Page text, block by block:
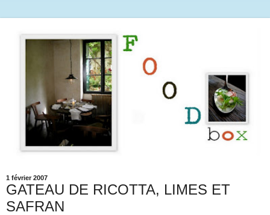
1 février 2007
GATEAU DE RICOTTA, LIMES ET
SAFRAN